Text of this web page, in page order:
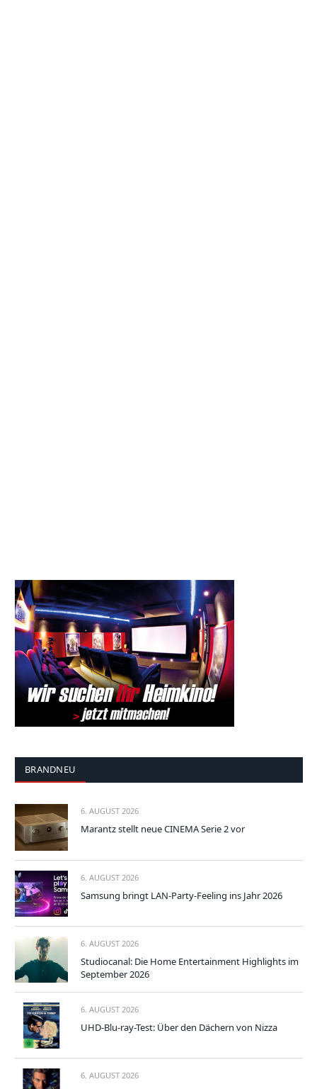
BRANDNEU
6. AUGUST 2026
Marantz stellt neue CINEMA Serie 2 vor
6. AUGUST 2026
Samsung bringt LAN-Party-Feeling ins Jahr 2026
6. AUGUST 2026
Studiocanal: Die Home Entertainment Highlights im
September 2026
6. AUGUST 2026
UHD-Blu-ray-Test: Über den Dächern von Nizza
6. AUGUST 2026